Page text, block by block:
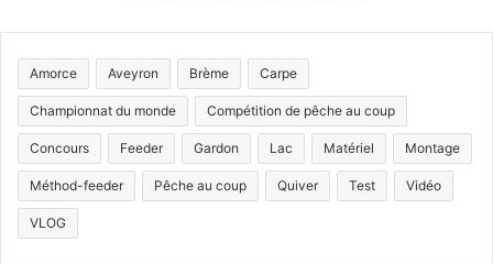
S
c
e
b
o
u
T
s
t
g
T
o
k
Amorce Aveyron Brème Carpe
Championnat du monde Compétition de pêche au coup
Concours Feeder Gardon Lac Matériel Montage
Méthod-feeder Pêche au coup Quiver Test Vidéo
VLOG